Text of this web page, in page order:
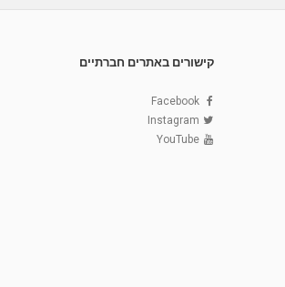
קישורים באתרים חברתיים
Facebook
Instagram
YouTube